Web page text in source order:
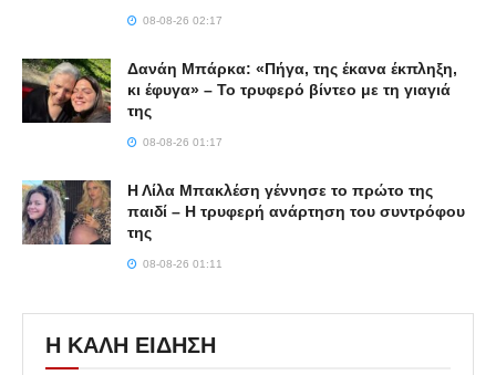
08-08-26 02:17
Δανάη Μπάρκα: «Πήγα, της έκανα έκπληξη,
κι έφυγα» – Το τρυφερό βίντεο με τη γιαγιά
της
08-08-26 01:17
Η Λίλα Μπακλέση γέννησε το πρώτο της
παιδί – Η τρυφερή ανάρτηση του συντρόφου
της
08-08-26 01:11
Η ΚΑΛΗ ΕΙΔΗΣΗ